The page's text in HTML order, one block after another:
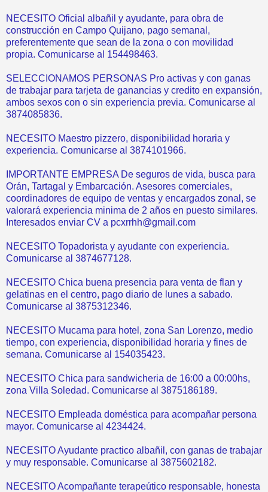
NECESITO Oficial albañil y ayudante, para obra de
construcción en Campo Quijano, pago semanal,
preferentemente que sean de la zona o con movilidad
propia. Comunicarse al 154498463.
SELECCIONAMOS PERSONAS Pro activas y con ganas
de trabajar para tarjeta de ganancias y credito en expansión,
ambos sexos con o sin experiencia previa. Comunicarse al
3874085836.
NECESITO Maestro pizzero, disponibilidad horaria y
experiencia. Comunicarse al 3874101966.
IMPORTANTE EMPRESA De seguros de vida, busca para
Orán, Tartagal y Embarcación. Asesores comerciales,
coordinadores de equipo de ventas y encargados zonal, se
valorará experiencia minima de 2 años en puesto similares.
Interesados enviar CV a pcxrrhh@gmail.com
NECESITO Topadorista y ayudante con experiencia.
Comunicarse al 3874677128.
NECESITO Chica buena presencia para venta de flan y
gelatinas en el centro, pago diario de lunes a sabado.
Comunicarse al 3875312346.
NECESITO Mucama para hotel, zona San Lorenzo, medio
tiempo, con experiencia, disponibilidad horaria y fines de
semana. Comunicarse al 154035423.
NECESITO Chica para sandwicheria de 16:00 a 00:00hs,
zona Villa Soledad. Comunicarse al 3875186189.
NECESITO Empleada doméstica para acompañar persona
mayor. Comunicarse al 4234424.
NECESITO Ayudante practico albañil, con ganas de trabajar
y muy responsable. Comunicarse al 3875602182.
NECESITO Acompañante terapeútico responsable, honesta